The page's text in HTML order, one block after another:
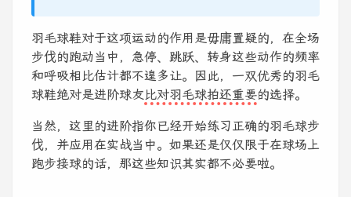
羽毛球鞋对于这项运动的作用是毋庸置疑的，在全场
步伐的跑动当中，急停、跳跃、转身这些动作的频率
和呼吸相比估计都不遑多让。因此，一双优秀的羽毛
球鞋绝对是进阶球友比对羽毛球拍还重要的选择。
当然，这里的进阶指你已经开始练习正确的羽毛球步
伐，并应用在实战当中。如果还是仅仅限于在球场上
跑步接球的话，那这些知识其实都不必要啦。